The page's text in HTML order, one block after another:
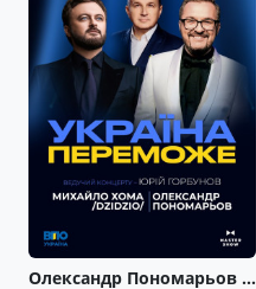
Олександр Пономарьов …